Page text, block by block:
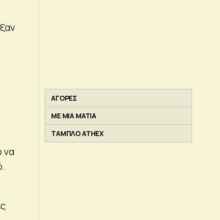
να
ΑΓΟΡΕΣ
ΜΕ ΜΙΑ ΜΑΤΙΑ
ΤΑΜΠΛΟ ATHEX